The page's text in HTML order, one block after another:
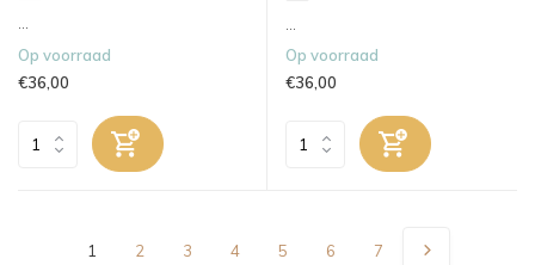
...
Op voorraad
€36,00
...
Op voorraad
€36,00
1 2 3 4 5 6 7